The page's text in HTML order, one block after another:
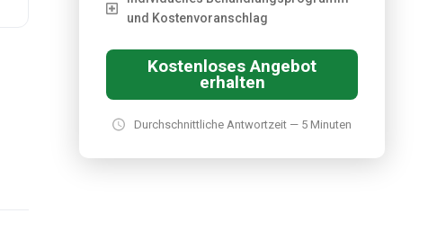
und Kostenvoranschlag
Kostenloses Angebot
erhalten
Durchschnittliche Antwortzeit — 5 Minuten